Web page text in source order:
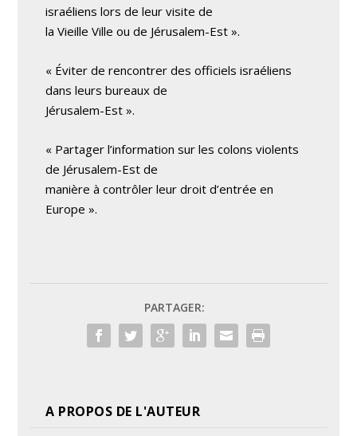
israéliens lors de leur visite de
la Vieille Ville ou de Jérusalem-Est ».
« Éviter de rencontrer des officiels israéliens
dans leurs bureaux de
Jérusalem-Est ».
« Partager l’information sur les colons violents
de Jérusalem-Est de
manière à contrôler leur droit d’entrée en
Europe ».
PARTAGER:
A PROPOS DE L'AUTEUR